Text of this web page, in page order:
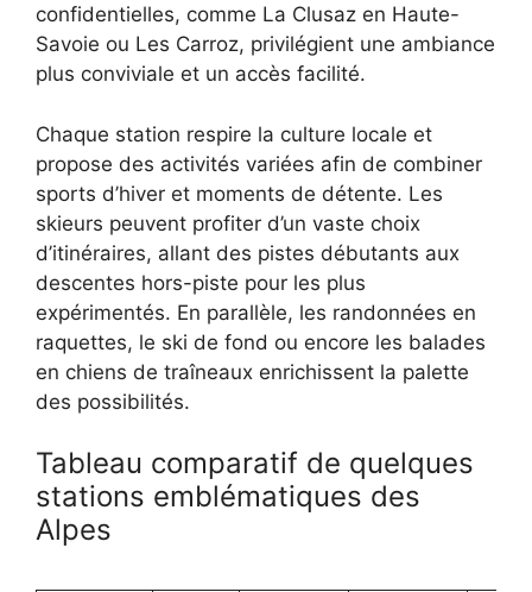
confidentielles, comme La Clusaz en Haute-
Savoie ou Les Carroz, privilégient une ambiance
plus conviviale et un accès facilité.
Chaque station respire la culture locale et
propose des activités variées afin de combiner
sports d’hiver et moments de détente. Les
skieurs peuvent profiter d’un vaste choix
d’itinéraires, allant des pistes débutants aux
descentes hors-piste pour les plus
expérimentés. En parallèle, les randonnées en
raquettes, le ski de fond ou encore les balades
en chiens de traîneaux enrichissent la palette
des possibilités.
Tableau comparatif de quelques
stations emblématiques des
Alpes